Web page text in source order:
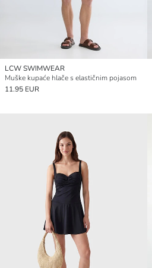
LCW SWIMWEAR
Muške kupaće hlače s elastičnim pojasom
11.95 EUR